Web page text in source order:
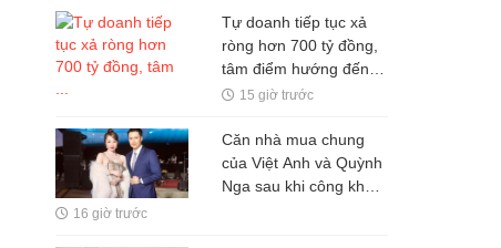
bán hàng
Tự doanh tiếp tục xả
ròng hơn 700 tỷ đồng,
tâm điểm hướng đến
GEE15 giờ trước
Căn nhà mua chung
của Việt Anh và Quỳnh
Nga sau khi công khai
16 giờ trước